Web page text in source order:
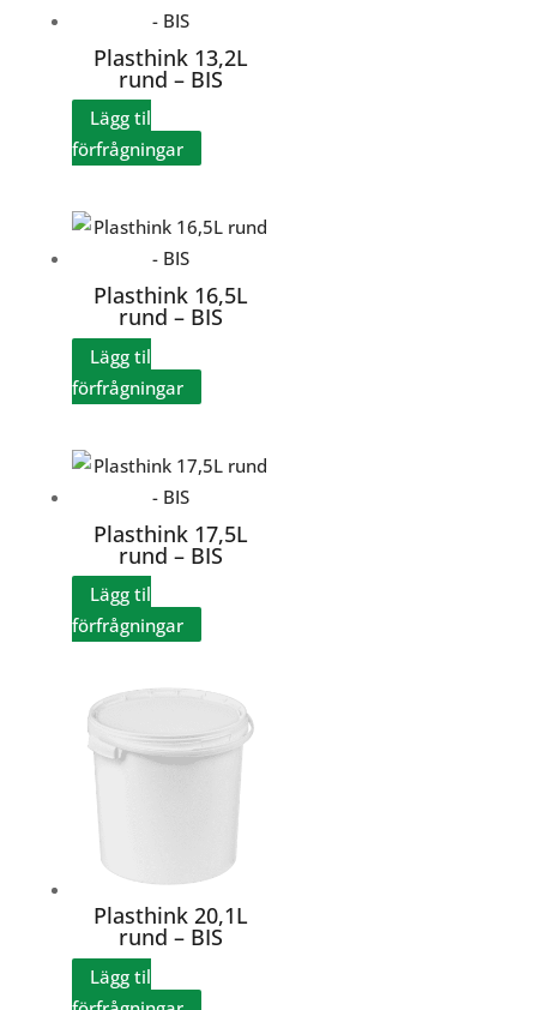
Plasthink 13,2L
rund – BIS
Lägg til
förfrågningar
Plasthink 16,5L
rund – BIS
Lägg til
förfrågningar
Plasthink 17,5L
rund – BIS
Lägg til
förfrågningar
Plasthink 20,1L
rund – BIS
Lägg til